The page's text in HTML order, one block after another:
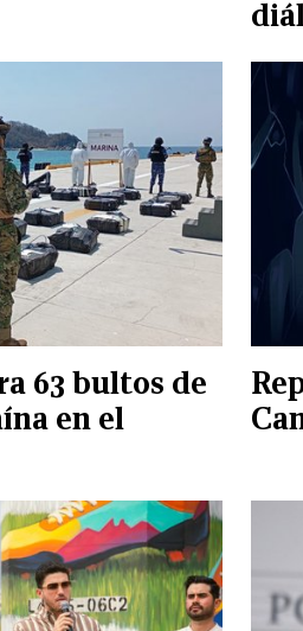
63 bultos de
en el